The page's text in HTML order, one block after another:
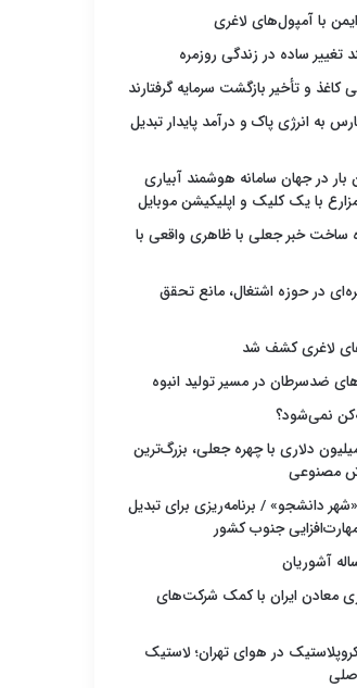
با آمپول‌های لاغری
تغییر ساده در زندگی روزمره
کاغذ و تأخیر بازگشت سرمایه گرفتارند
به انرژی پاک و درآمد پایدار تبدیل
بار در جهان سامانه هوشمند آبیاری
با یک کلیک و اپلیکیشن موبایل
ساخت خبر جعلی با ظاهری واقعی با
در حوزه اشتغال، مانع تحقق
لاغری کشف شد
ضدسرطان در مسیر تولید انبوه
نمی‌شود؟
۲۵ میلیون دلاری با چهره جعلی، بزرگ‌ترین
مصنوعی
دانشجو» / برنامه‌ریزی برای تبدیل
جنوب کشور
معادن ایران با کمک شرکت‌های
در هوای تهران؛ لاستیک